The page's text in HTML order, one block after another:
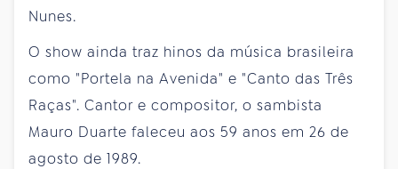
Nunes.
O show ainda traz hinos da música brasileira
como "Portela na Avenida" e "Canto das Três
Raças". Cantor e compositor, o sambista
Mauro Duarte faleceu aos 59 anos em 26 de
agosto de 1989.